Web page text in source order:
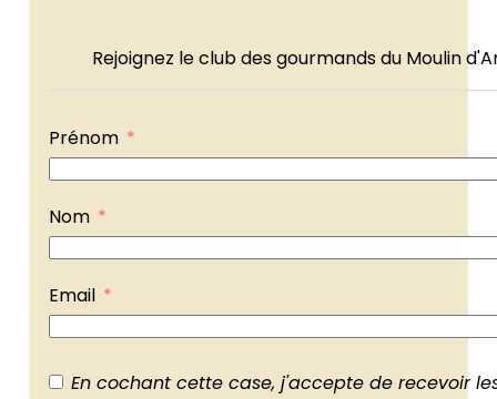
Rejoignez le club des gourmands du Moulin
Prénom
Nom
Email
En cochant cette case, j'accepte de recevoir